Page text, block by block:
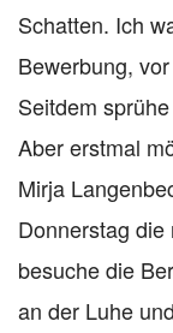
Schatten. Ich
Bewerbung,
Seitdem
Aber erstmal
Mirja
Donnerstag
besuche die
an der Luhe